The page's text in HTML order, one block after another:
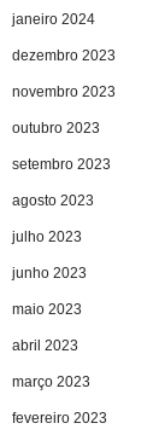
janeiro 2024
dezembro 2023
novembro 2023
outubro 2023
setembro 2023
agosto 2023
julho 2023
junho 2023
maio 2023
abril 2023
março 2023
fevereiro 2023